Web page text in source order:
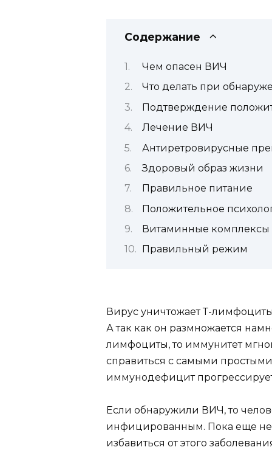
Содержание
Чем опасен ВИЧ
Что делать при
Подтверждение
Лечение ВИЧ
Антиретровирусные
Здоровый образ жизни
Правильное питание
Положительное
Витаминные комплексы
Правильный режим
Вирус уничтожает Т-
А так как он размножается
лимфоциты, то иммунитет
справиться с самыми
иммунодефицит
Если обнаружили ВИЧ, то
инфицированным. Пока еще не
избавиться от этого